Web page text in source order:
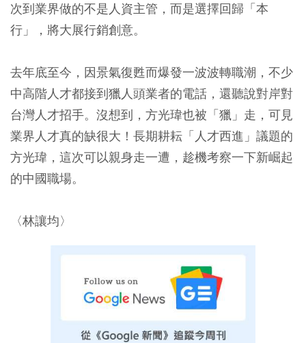
次到業界做的不是人資主管，而是選擇回歸「本
行」，將大展行銷創意。
去年底至今，因景氣復甦而爆發一波波轉職潮，不少
中高階人才都接到獵人頭業者的電話，還聽說對岸對
台灣人才招手。沒想到，方光瑋也被「獵」走，可見
業界人才真的缺很大！長期耕耘「人才西進」議題的
方光瑋，這次可以親身走一遭，趁機考察一下新崛起
的中國職場。
〈林讓均〉